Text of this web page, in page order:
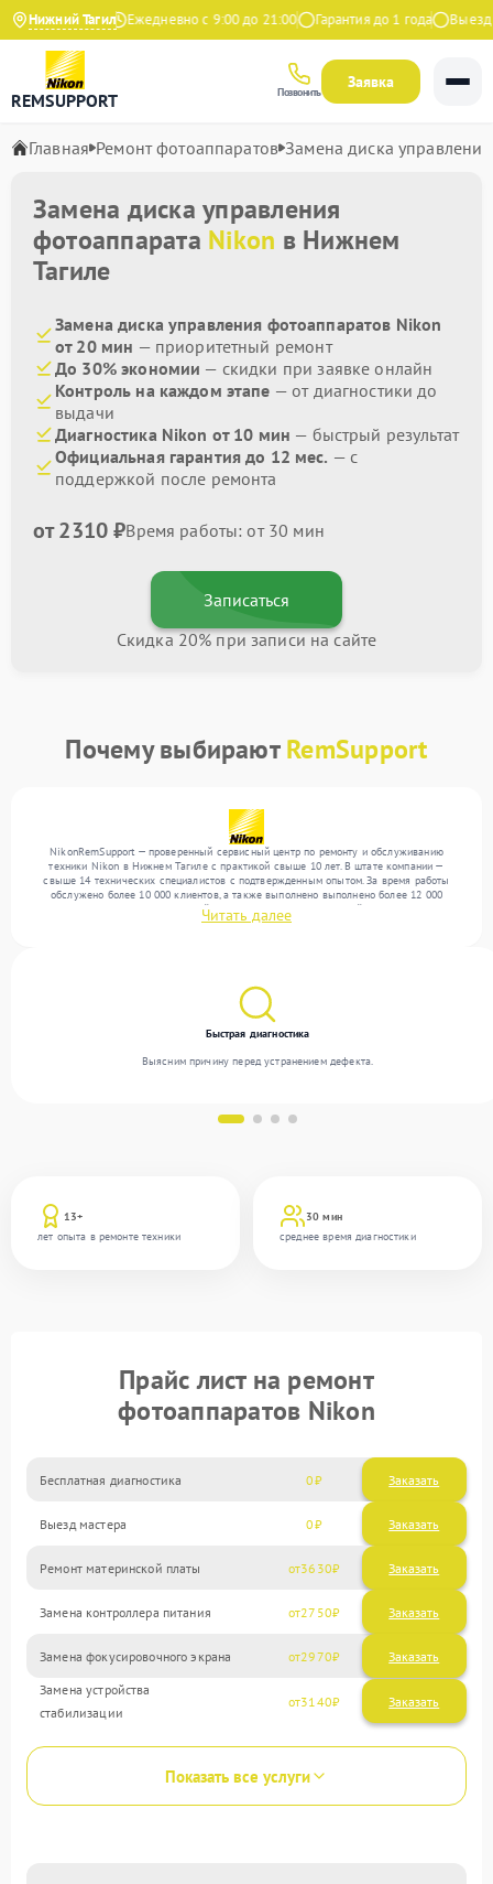
Нижний Тагил
4.9 на Яндекс Ежедневно с 9:00 до 21:00 Гарантия до 1 года Выезд
REMSUPPORT Позвонить
Заявка
Главная Ремонт фотоаппаратов Замена диска управления
Замена диска управления
фотоаппарата Nikon в Нижнем
Тагиле
Замена диска управления фотоаппаратов Nikon
от 20 мин — приоритетный ремонт
До 30% экономии — скидки при заявке онлайн
Контроль на каждом этапе — от диагностики до
выдачи
Диагностика Nikon от 10 мин — быстрый результат
Официальная гарантия до 12 мес. — с
поддержкой после ремонта
от 2310 ₽Время работы: от 30 мин
Записаться
Скидка 20% при записи на сайте
Почему выбираютRemSupport
NikonRemSupport — проверенный сервисный центр по ремонту и обслуживанию
техники Nikon в Нижнем Тагиле с практикой свыше 10 лет. В штате компании —
свыше 14 технических специалистов с подтвержденным опытом. За время работы
обслужено более 10 000 клиентов, а также выполнено выполнено более 12 000
ремонтов. Ежемесячно в сервисный центр поступает от 300 устройств, включая , , . Мы
работаем с широким спектром неисправностей и предлагаем стабильный уровень
Читать далее
13+
лет опыта в ремонте техники
30 мин
среднее время диагностики
Быстрая диагностика
Выясним причину перед устранением дефекта.
Прайс лист на ремонт
фотоаппаратов Nikon
Бесплатная диагностика 0 Заказать
Выезд мастера 0 Заказать
Ремонт материнской платы 3630
Замена контроллера питания 2750
Замена фокусировочного экрана 2970
Замена устройства
стабилизации
3140
Показать все услуги